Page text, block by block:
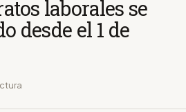
laborales se
desde el 1 de